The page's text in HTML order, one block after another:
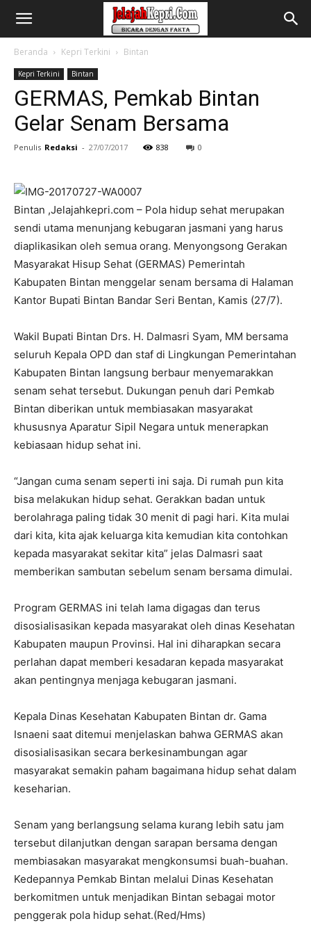
Beranda Kepri Terkini Bintan
Kepri Terkini Bintan
GERMAS, Pemkab Bintan
Gelar Senam Bersama
Penulis Redaksi - 27/07/2017 838 0
Bintan ,Jelajahkepri.com – Pola hidup sehat merupakan
sendi utama menunjang kebugaran jasmani yang harus
diaplikasikan oleh semua orang. Menyongsong Gerakan
Masyarakat Hisup Sehat (GERMAS) Pemerintah
Kabupaten Bintan menggelar senam bersama di Halaman
Kantor Bupati Bintan Bandar Seri Bentan, Kamis (27/7).
Wakil Bupati Bintan Drs. H. Dalmasri Syam, MM bersama
seluruh Kepala OPD dan staf di Lingkungan Pemerintahan
Kabupaten Bintan langsung berbaur menyemarakkan
senam sehat tersebut. Dukungan penuh dari Pemkab
Bintan diberikan untuk membiasakan masyarakat
khususnya Aparatur Sipil Negara untuk menerapkan
kebiasaan hidup sehat ini.
“Jangan cuma senam seperti ini saja. Di rumah pun kita
bisa melakukan hidup sehat. Gerakkan badan untuk
berolahraga paling tidak 30 menit di pagi hari. Kita mulai
dari kita, kita ajak keluarga kita kemudian kita contohkan
kepada masyarakat sekitar kita” jelas Dalmasri saat
memberikan sambutan sebelum senam bersama dimulai.
Program GERMAS ini telah lama digagas dan terus
disosialisasikan kepada masyarakat oleh dinas Kesehatan
Kabupaten maupun Provinsi. Hal ini diharapkan secara
perlahan dapat memberi kesadaran kepada masyarakat
akan pentingnya menjaga kebugaran jasmani.
Kepala Dinas Kesehatan Kabupaten Bintan dr. Gama
Isnaeni saat ditemui menjelaskan bahwa GERMAS akan
disosialisasikan secara berkesinambungan agar
masyarakat semakin paham bagaimana hidup sehat dalam
keseharian.
Senam yang berlangsung selama kurang lebih satu jam
tersebut dilanjutkan dengan sarapan bersama dengan
membiasakan masyarakat mengkonsumsi buah-buahan.
Kedepannya Pemkab Bintan melalui Dinas Kesehatan
berkomitmen untuk menjadikan Bintan sebagai motor
penggerak pola hidup sehat.(Red/Hms)